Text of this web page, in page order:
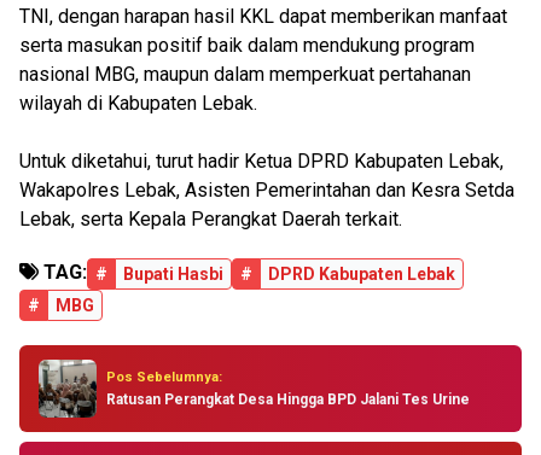
TNI, dengan harapan hasil KKL dapat memberikan manfaat
serta masukan positif baik dalam mendukung program
nasional MBG, maupun dalam memperkuat pertahanan
wilayah di Kabupaten Lebak.
Untuk diketahui, turut hadir Ketua DPRD Kabupaten Lebak,
Wakapolres Lebak, Asisten Pemerintahan dan Kesra Setda
Lebak, serta Kepala Perangkat Daerah terkait.
TAG: # Bupati Hasbi #
DPRD Kabupaten Lebak
#
MBG
Pos Sebelumnya:
Ratusan Perangkat Desa Hingga BPD Jalani Tes Urine